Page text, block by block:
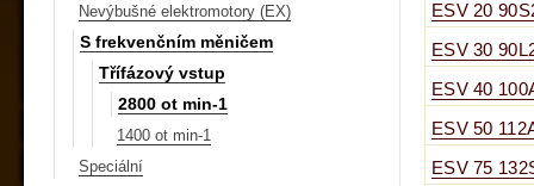
Nevýbušné elektromotory (EX)
S frekvenčním měničem
Třífázový vstup
2800 ot min-1
1400 ot min-1
Speciální
ESV 20
ESV 30
ESV 40
ESV 50
ESV 75